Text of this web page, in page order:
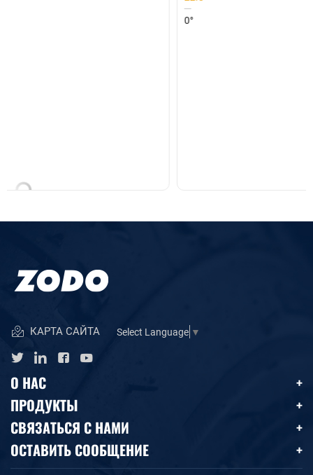
КАРТА САЙТА Select Language ▼
О НАС
ПРОДУКТЫ
СВЯЗАТЬСЯ С НАМИ
ОСТАВИТЬ СООБЩЕНИЕ